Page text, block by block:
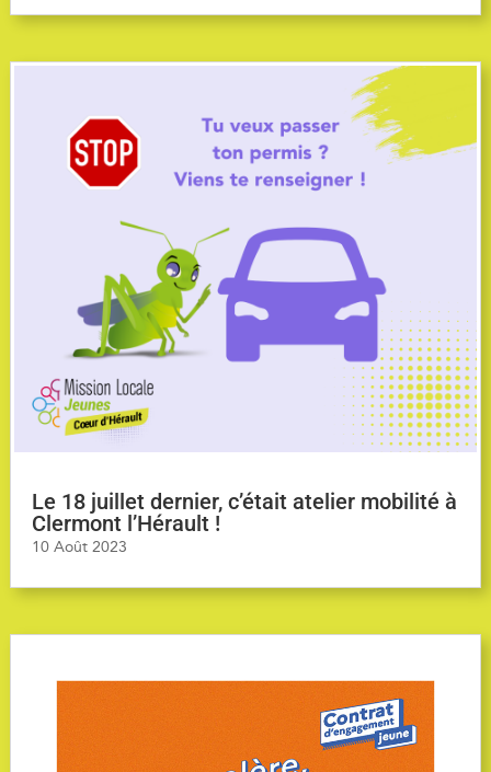
Le 18 juillet dernier, c’était atelier mobilité à
Clermont l’Hérault !
10 Août 2023